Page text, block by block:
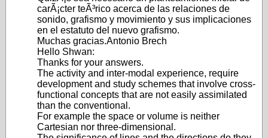
carÃ¡cter teÃ³rico acerca de las relaciones de
sonido, grafismo y movimiento y sus implicaciones
en el estatuto del nuevo grafismo.
Muchas gracias.Antonio Brech
Hello Shwan:
Thanks for your answers.
The activity and inter-modal experience, require
development and study schemes that involve cross-
functional concepts that are not easily assimilated
than the conventional.
For example the space or volume is neither
Cartesian nor three-dimensional.